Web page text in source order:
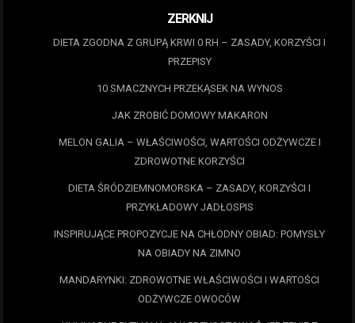
ZERKNIJ
DIETA ZGODNA Z GRUPĄ KRWI 0 RH – ZASADY, KORZYŚCI I
PRZEPISY
10 SMACZNYCH PRZEKĄSEK NA WYNOS
JAK ZROBIĆ DOMOWY MAKARON
MELON GALIA – WŁAŚCIWOŚCI, WARTOŚCI ODŻYWCZE I
ZDROWOTNE KORZYŚCI
DIETA ŚRÓDZIEMNOMORSKA – ZASADY, KORZYŚCI I
PRZYKŁADOWY JADŁOSPIS
INSPIRUJĄCE PROPOZYCJE NA CHŁODNY OBIAD: POMYSŁY
NA OBIADY NA ZIMNO
MANDARYNKI: ZDROWOTNE WŁAŚCIWOŚCI I WARTOŚCI
ODŻYWCZE OWOCÓW